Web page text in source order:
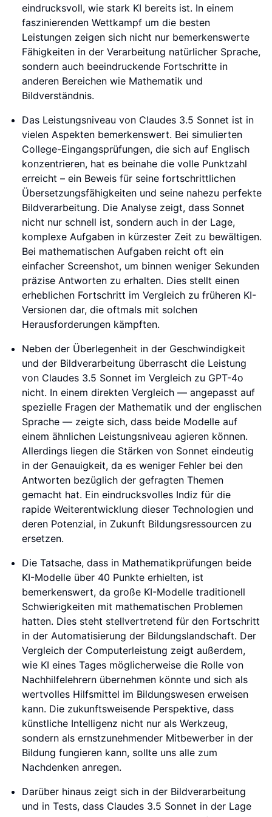
eindrucksvoll, wie stark KI bereits ist. In einem
faszinierenden Wettkampf um die besten
Leistungen zeigen sich nicht nur bemerkenswerte
Fähigkeiten in der Verarbeitung natürlicher Sprache,
sondern auch beeindruckende Fortschritte in
anderen Bereichen wie Mathematik und
Bildverständnis.
Das Leistungsniveau von Claudes 3.5 Sonnet ist in
vielen Aspekten bemerkenswert. Bei simulierten
College-Eingangsprüfungen, die sich auf Englisch
konzentrieren, hat es beinahe die volle Punktzahl
erreicht – ein Beweis für seine fortschrittlichen
Übersetzungsfähigkeiten und seine nahezu perfekte
Bildverarbeitung. Die Analyse zeigt, dass Sonnet
nicht nur schnell ist, sondern auch in der Lage,
komplexe Aufgaben in kürzester Zeit zu bewältigen.
Bei mathematischen Aufgaben reicht oft ein
einfacher Screenshot, um binnen weniger Sekunden
präzise Antworten zu erhalten. Dies stellt einen
erheblichen Fortschritt im Vergleich zu früheren KI-
Versionen dar, die oftmals mit solchen
Herausforderungen kämpften.
Neben der Überlegenheit in der Geschwindigkeit
und der Bildverarbeitung überrascht die Leistung
von Claudes 3.5 Sonnet im Vergleich zu GPT-4o
nicht. In einem direkten Vergleich — angepasst auf
spezielle Fragen der Mathematik und der englischen
Sprache — zeigte sich, dass beide Modelle auf
einem ähnlichen Leistungsniveau agieren können.
Allerdings liegen die Stärken von Sonnet eindeutig
in der Genauigkeit, da es weniger Fehler bei den
Antworten bezüglich der gefragten Themen
gemacht hat. Ein eindrucksvolles Indiz für die
rapide Weiterentwicklung dieser Technologien und
deren Potenzial, in Zukunft Bildungsressourcen zu
ersetzen.
Die Tatsache, dass in Mathematikprüfungen beide
KI-Modelle über 40 Punkte erhielten, ist
bemerkenswert, da große KI-Modelle traditionell
Schwierigkeiten mit mathematischen Problemen
hatten. Dies steht stellvertretend für den Fortschritt
in der Automatisierung der Bildungslandschaft. Der
Vergleich der Computerleistung zeigt außerdem,
wie KI eines Tages möglicherweise die Rolle von
Nachhilfelehrern übernehmen könnte und sich als
wertvolles Hilfsmittel im Bildungswesen erweisen
kann. Die zukunftsweisende Perspektive, dass
künstliche Intelligenz nicht nur als Werkzeug,
sondern als ernstzunehmender Mitbewerber in der
Bildung fungieren kann, sollte uns alle zum
Nachdenken anregen.
Darüber hinaus zeigt sich in der Bildverarbeitung
und in Tests, dass Claudes 3.5 Sonnet in der Lage